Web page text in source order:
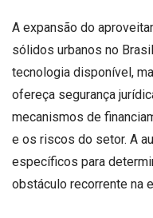
A expansão do
sólidos urbanos no
tecnologia disponível,
ofereça segurança
mecanismos de
e os riscos do setor. A
específicos para
obstáculo recorrente na